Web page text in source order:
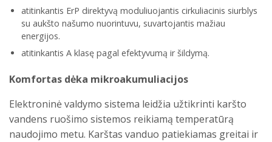
atitinkantis ErP direktyvą moduliuojantis cirkuliacinis siurblys
su aukšto našumo nuorintuvu, suvartojantis mažiau
energijos.
atitinkantis A klasę pagal efektyvumą ir šildymą.
Komfortas dėka mikroakumuliacijos
Elektroninė valdymo sistema leidžia užtikrinti karšto
vandens ruošimo sistemos reikiamą temperatūrą
naudojimo metu. Karštas vanduo patiekiamas greitai ir